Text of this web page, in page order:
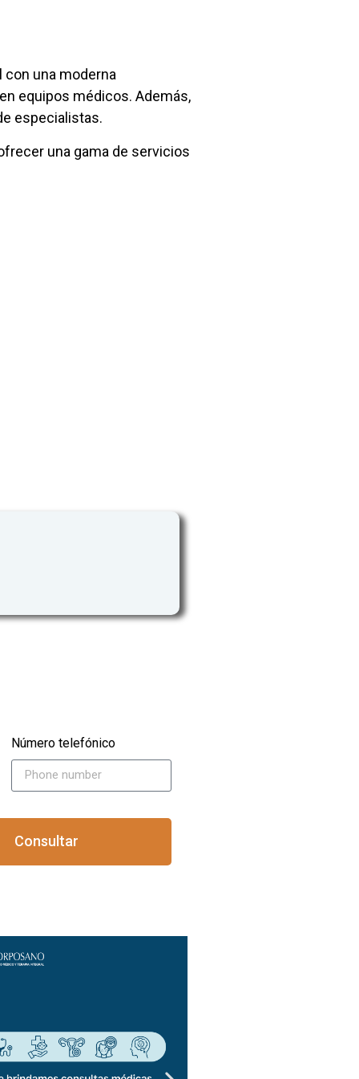
con una moderna
equipos médicos. Además,
especialistas.
una gama de servicios
Número telefónico
Consultar